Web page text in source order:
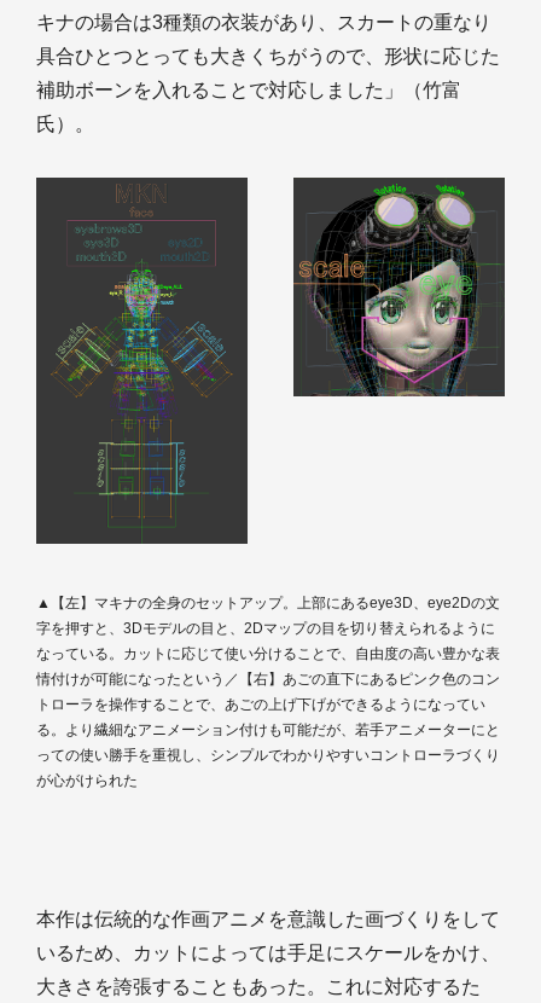
キナの場合は3種類の衣装があり、スカートの重なり
具合ひとつとっても大きくちがうので、形状に応じた
補助ボーンを入れることで対応しました」（竹富
氏）。
▲【左】マキナの全身のセットアップ。上部にあるeye3D、eye2Dの文
字を押すと、3Dモデルの目と、2Dマップの目を切り替えられるように
なっている。カットに応じて使い分けることで、自由度の高い豊かな表
情付けが可能になったという／【右】あごの直下にあるピンク色のコン
トローラを操作することで、あごの上げ下げができるようになってい
る。より繊細なアニメーション付けも可能だが、若手アニメーターにと
っての使い勝手を重視し、シンプルでわかりやすいコントローラづくり
が心がけられた
本作は伝統的な作画アニメを意識した画づくりをして
いるため、カットによっては手足にスケールをかけ、
大きさを誇張することもあった。これに対応するた